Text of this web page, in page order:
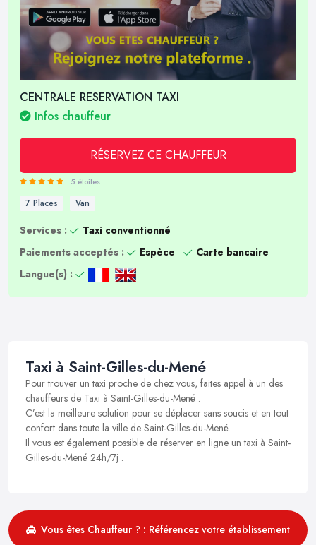
CENTRALE RESERVATION TAXI
Infos chauffeur
RÉSERVEZ CE CHAUFFEUR
5 étoiles
7 Places Van
Services :
Taxi conventionné
Paiements acceptés :
Espèce
Carte bancaire
Langue(s) :
Taxi à Saint-Gilles-du-Mené
Pour trouver un taxi proche de chez vous, faites appel à un des
chauffeurs de Taxi à Saint-Gilles-du-Mené .
C’est la meilleure solution pour se déplacer sans soucis et en tout
confort dans toute la ville de Saint-Gilles-du-Mené.
Il vous est également possible de réserver en ligne un taxi à Saint-
Gilles-du-Mené 24h/7j .
Vous êtes Chauffeur ? : Référencez votre établissement